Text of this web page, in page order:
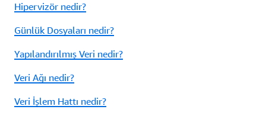
Hipervizör nedir?
Günlük Dosyaları nedir?
Yapılandırılmış Veri nedir?
Veri Ağı nedir?
Veri İşlem Hattı nedir?